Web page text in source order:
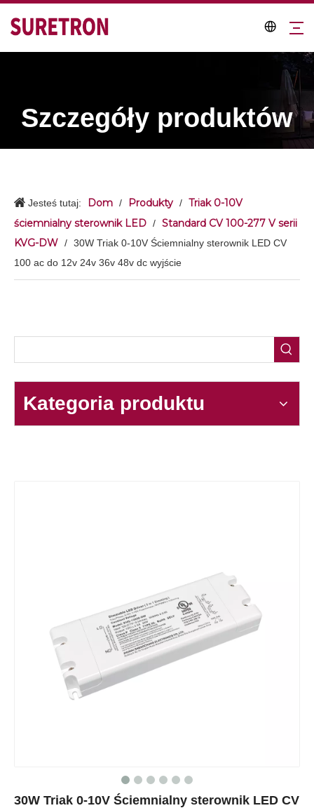
Szczegóły produktów
Jesteś tutaj: Dom / Produkty / Triak 0-10V
ściemnialny sterownik LED / Standard CV 100-277 V serii
KVG-DW / 30W Triak 0-10V Ściemnialny sterownik LED CV
100 ac do 12v 24v 36v 48v dc wyjście
Kategoria produktu
30W Triak 0-10V Ściemnialny sterownik LED CV